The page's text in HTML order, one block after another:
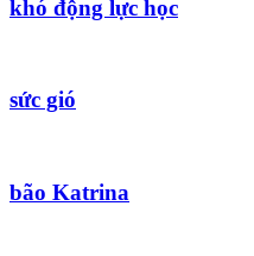
khó động lực học
sức gió
bão Katrina